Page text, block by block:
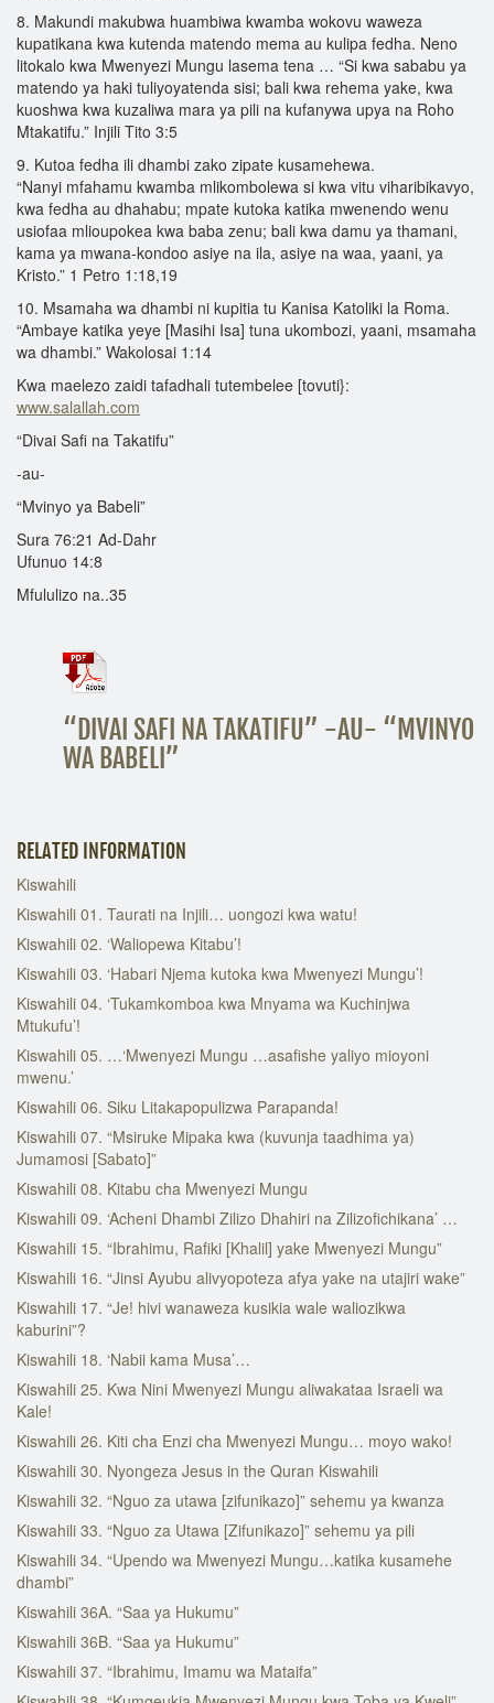
8. Makundi makubwa huambiwa kwamba wokovu waweza
kupatikana kwa kutenda matendo mema au kulipa fedha. Neno
litokalo kwa Mwenyezi Mungu lasema tena … “Si kwa sababu ya
matendo ya haki tuliyoyatenda sisi; bali kwa rehema yake, kwa
kuoshwa kwa kuzaliwa mara ya pili na kufanywa upya na Roho
Mtakatifu.” Injili Tito 3:5
9. Kutoa fedha ili dhambi zako zipate kusamehewa.
“Nanyi mfahamu kwamba mlikombolewa si kwa vitu viharibikavyo,
kwa fedha au dhahabu; mpate kutoka katika mwenendo wenu
usiofaa mlioupokea kwa baba zenu; bali kwa damu ya thamani,
kama ya mwana-kondoo asiye na ila, asiye na waa, yaani, ya
Kristo.” 1 Petro 1:18,19
10. Msamaha wa dhambi ni kupitia tu Kanisa Katoliki la Roma.
“Ambaye katika yeye [Masihi Isa] tuna ukombozi, yaani, msamaha
wa dhambi.” Wakolosai 1:14
Kwa maelezo zaidi tafadhali tutembelee [tovuti}:
www.salallah.com
“Divai Safi na Takatifu”
-au-
“Mvinyo ya Babeli”
Sura 76:21 Ad-Dahr
Ufunuo 14:8
Mfululizo na..35
“DIVAI SAFI NA TAKATIFU” -AU- “MVINYO
WA BABELI”
RELATED INFORMATION
Kiswahili
Kiswahili 01. Taurati na Injili… uongozi kwa watu!
Kiswahili 02. ‘Waliopewa Kitabu’!
Kiswahili 03. ‘Habari Njema kutoka kwa Mwenyezi Mungu’!
Kiswahili 04. ‘Tukamkomboa kwa Mnyama wa Kuchinjwa
Mtukufu’!
Kiswahili 05. …‘Mwenyezi Mungu …asafishe yaliyo mioyoni
mwenu.’
Kiswahili 06. Siku Litakapopulizwa Parapanda!
Kiswahili 07. “Msiruke Mipaka kwa (kuvunja taadhima ya)
Jumamosi [Sabato]”
Kiswahili 08. Kitabu cha Mwenyezi Mungu
Kiswahili 09. ‘Acheni Dhambi Zilizo Dhahiri na Zilizofichikana’ …
Kiswahili 15. “Ibrahimu, Rafiki [Khalil] yake Mwenyezi Mungu”
Kiswahili 16. “Jinsi Ayubu alivyopoteza afya yake na utajiri wake”
Kiswahili 17. “Je! hivi wanaweza kusikia wale waliozikwa
kaburini”?
Kiswahili 18. ‘Nabii kama Musa’…
Kiswahili 25. Kwa Nini Mwenyezi Mungu aliwakataa Israeli wa
Kale!
Kiswahili 26. Kiti cha Enzi cha Mwenyezi Mungu… moyo wako!
Kiswahili 30. Nyongeza Jesus in the Quran Kiswahili
Kiswahili 32. “Nguo za utawa [zifunikazo]” sehemu ya kwanza
Kiswahili 33. “Nguo za Utawa [Zifunikazo]” sehemu ya pili
Kiswahili 34. “Upendo wa Mwenyezi Mungu…katika kusamehe
dhambi”
Kiswahili 36A. “Saa ya Hukumu”
Kiswahili 36B. “Saa ya Hukumu”
Kiswahili 37. “Ibrahimu, Imamu wa Mataifa”